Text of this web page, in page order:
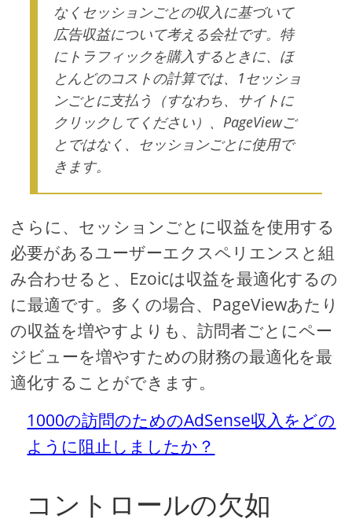
なくセッションごとの収入に基づいて
広告収益について考える会社です。特
にトラフィックを購入するときに、ほ
とんどのコストの計算では、1セッショ
ンごとに支払う（すなわち、サイトに
クリックしてください）、PageViewご
とではなく、セッションごとに使用で
きます。
さらに、セッションごとに収益を使用する
必要があるユーザーエクスペリエンスと組
み合わせると、Ezoicは収益を最適化するの
に最適です。多くの場合、PageViewあたり
の収益を増やすよりも、訪問者ごとにペー
ジビューを増やすための財務の最適化を最
適化することができます。
1000の訪問のためのAdSense収入をどの
ように阻止しましたか？
コントロールの欠如